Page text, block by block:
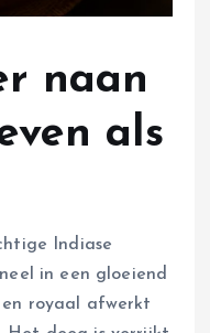
naan
als
Indiase
in een gloeiend
royaal afwerkt